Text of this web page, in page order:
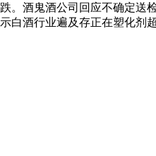
酒鬼酒公司回应不确定送
白酒行业遍及存正在塑化剂